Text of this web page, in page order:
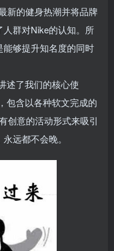
新的健身热潮并将品牌
群对Nike的认知。所
够提升知名度的同时
述了我们的核心使
包含以各种软文完成的
创意的活动形式来吸引
远都不会晚。